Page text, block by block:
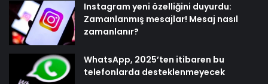
Instagram yeni özelliğini duyurdu:
Zamanlanmış mesajlar! Mesaj nasıl
zamanlanır?
WhatsApp, 2025’ten itibaren bu
telefonlarda desteklenmeyecek